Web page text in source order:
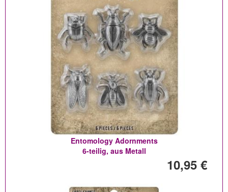
Entomology Adornments
6-teilig, aus Metall
10,95 €